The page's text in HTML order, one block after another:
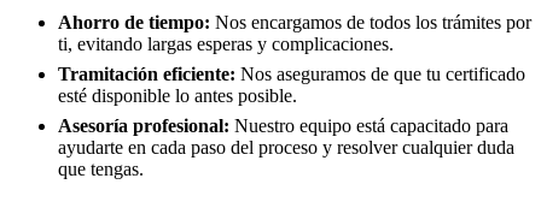
Ahorro de tiempo: Nos encargamos de todos los trámites por
ti, evitando largas esperas y complicaciones.
Tramitación eficiente: Nos aseguramos de que tu certificado
esté disponible lo antes posible.
Asesoría profesional: Nuestro equipo está capacitado para
ayudarte en cada paso del proceso y resolver cualquier duda
que tengas.